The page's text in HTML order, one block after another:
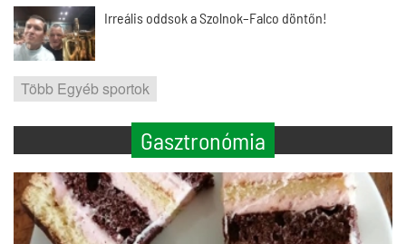
Irreális oddsok a Szolnok–Falco döntőn!
Több Egyéb sportok
Gasztronómia